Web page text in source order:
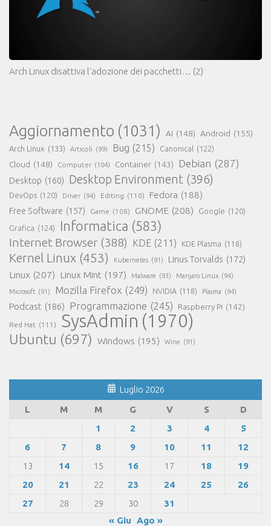
Arch Linux disattiva l’adozione dei pacchetti… (2)
Aggiornamento (1031) AI (148) Android (155)
Arch Linux (133) Articoli (99) Bug (215) Canonical (122)
Cloud (148) Computer (104) Container (143) Debian (287)
Desktop (160) Desktop Environment (396)
DevOps (120) Driver (94) Editing (110) Fedora (188)
Free Software (157) Game (108) GNOME (208) Google (120)
Grafica (124) Informatica (583)
Internet Browser (388) KDE (211) KDE Plasma (118)
Kernel Linux (453) Kubernetes (91) Linus Torvalds (172)
Linux (207) Linux Mint (197) Malware (93) Manjaro Linux (94)
Microsoft (91) Mozilla Firefox (249) NVIDIA (118) Plasma (94)
Podcast (186) Programmazione (245) Raspberry Pi (142)
Red Hat (111) SysAdmin (1970)
Ubuntu (697) Windows (195) Wine (91)
Luglio 2026
L
M M G V S
D
1
2 3 4
5
6
7 8 9 10 11
12
13
14 15 16 17 18
19
20
21 22 23 24 25
26
27
28 29 30
31
« Giu Ago »